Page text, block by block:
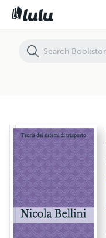
Teoria dei sistemi di trasporto